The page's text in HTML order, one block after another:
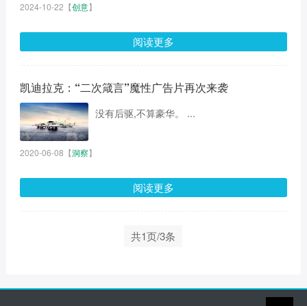
2024-10-22 【创意】
阅读更多
凯迪拉克：“二次箴言”魔性广告片再次来袭
没有后驱,不算豪华。 ...
2020-06-08 【洞察】
阅读更多
共1页/3条